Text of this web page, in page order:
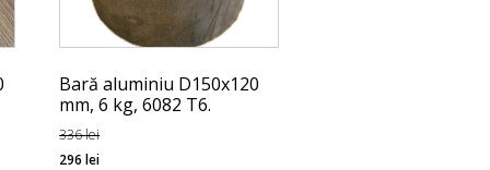
Bară aluminiu D150x120
mm, 6 kg, 6082 T6.
336lei
Prețul
296leiPrețul